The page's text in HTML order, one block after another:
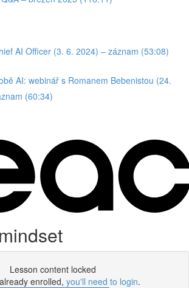
AI Officer (3. 6. 2024) – záznam (53:08)
AI: webinář s Romanem Bebenistou (24.
(60:34)
Lesson content locked
enrolled, you'll need to login.